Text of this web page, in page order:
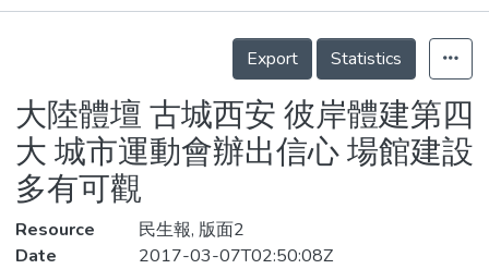
Statistics
Details
Export
Statistics
大陸體壇 古城西安 彼岸體建第四
大 城市運動會辦出信心 場館建設
多有可觀
Resource
民生報, 版面2
Date
2017-03-07T02:50:08Z